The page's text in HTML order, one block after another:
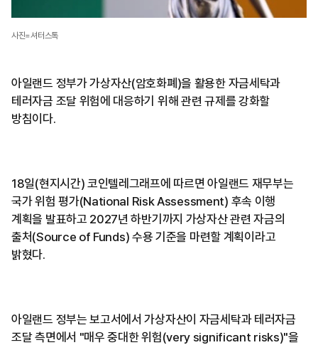
사진=셔터스톡
아일랜드 정부가 가상자산(암호화폐)을 활용한 자금세탁과
테러자금 조달 위험에 대응하기 위해 관련 규제를 강화할
방침이다.
18일(현지시간) 코인텔레그래프에 따르면 아일랜드 재무부는
국가 위험 평가(National Risk Assessment) 후속 이행
계획을 발표하고 2027년 하반기까지 가상자산 관련 자금의
출처(Source of Funds) 수용 기준을 마련할 계획이라고
밝혔다.
아일랜드 정부는 보고서에서 가상자산이 자금세탁과 테러자금
조달 측면에서 "매우 중대한 위험(very significant risks)"을